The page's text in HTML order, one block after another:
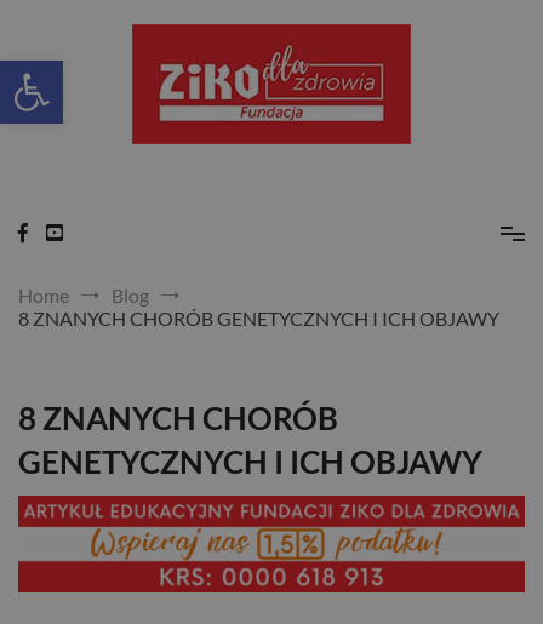
content
Home
Blog
8 ZNANYCH CHORÓB GENETYCZNYCH I ICH OBJAWY
8 ZNANYCH CHORÓB
GENETYCZNYCH I ICH OBJAWY
Otwórz pasek narzędzi